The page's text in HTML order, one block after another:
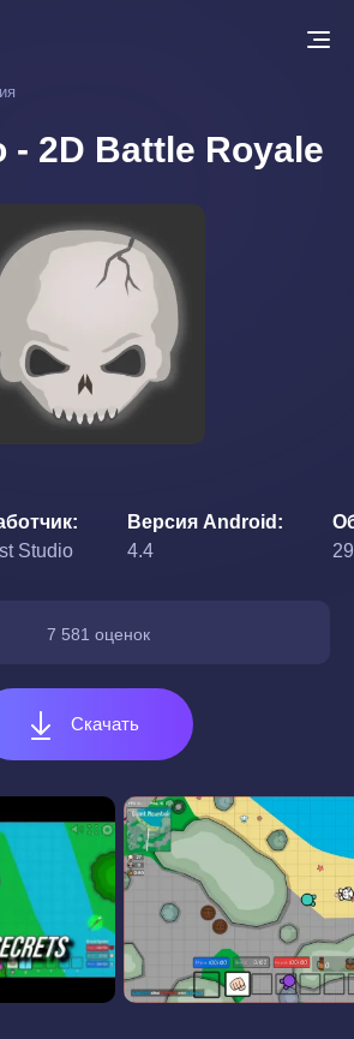
- 2D Battle Royale
Studio
Версия Android
4.4
7 581 оценок
Скачать